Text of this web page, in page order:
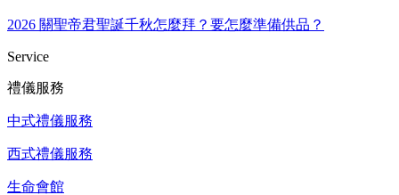
2026 關聖帝君聖誕千秋怎麼拜？要怎麼準備供品？
Service
禮儀服務
中式禮儀服務
西式禮儀服務
生命會館